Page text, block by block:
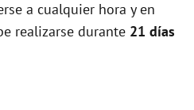
a cualquier hora y en
realizarse durante 21 días